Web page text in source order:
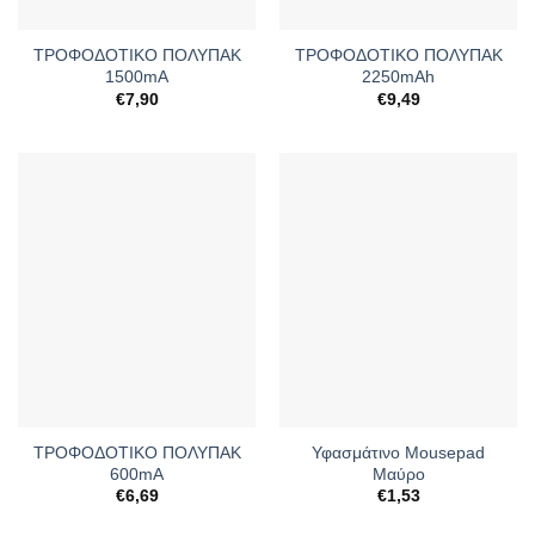
ΤΡΟΦΟΔΟΤΙΚΟ ΠΟΛΥΠΑΚ
1500mA
€7,90
ΤΡΟΦΟΔΟΤΙΚΟ ΠΟΛΥΠΑΚ
2250mAh
€9,49
ΤΡΟΦΟΔΟΤΙΚΟ ΠΟΛΥΠΑΚ
600mA
€6,69
Υφασμάτινο Mousepad
Μαύρο
€1,53